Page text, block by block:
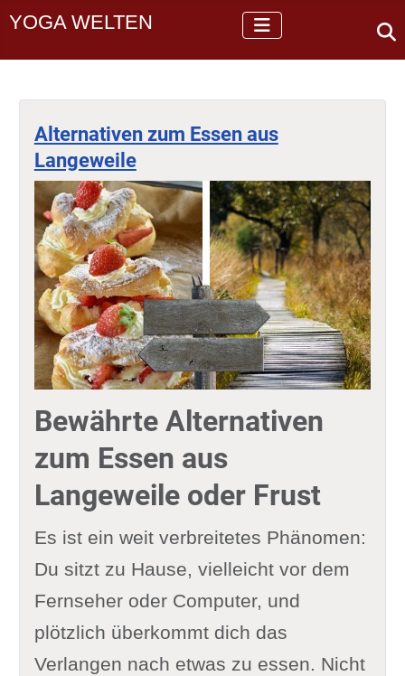
YOGA WELTEN
Alternativen zum Essen aus
Langeweile
Bewährte Alternativen
zum Essen aus
Langeweile oder Frust
Es ist ein weit verbreitetes Phänomen:
Du sitzt zu Hause, vielleicht vor dem
Fernseher oder Computer, und
plötzlich überkommt dich das
Verlangen nach etwas zu essen. Nicht